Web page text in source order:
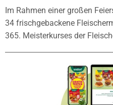
Im Rahmen einer großen
34 frischgebackene
365. Meisterkurses der